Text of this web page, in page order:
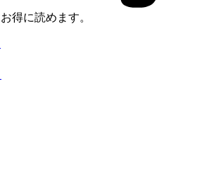
得に読めます。